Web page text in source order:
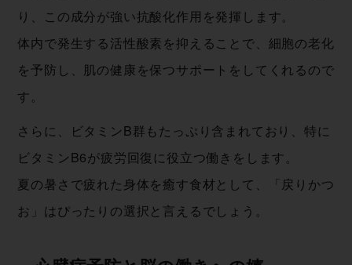
り、この成分が強い抗酸化作用を発揮します。
体内で発生する活性酸素を抑えることで、細胞の老化
を予防し、肌の健康を保つサポートをしてくれるので
す。
さらに、ビタミンB群もたっぷり含まれており、特に
ビタミンB6が疲労回復に役立つ働きをします。
夏の暑さで疲れた身体を癒す食材として、「戻りかつ
お」はぴったりの選択と言えるでしょう。